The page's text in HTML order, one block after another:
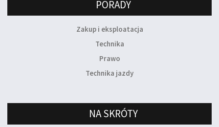
PORADY
Zakup i eksploatacja
Technika
Prawo
Technika jazdy
NA SKRÓTY